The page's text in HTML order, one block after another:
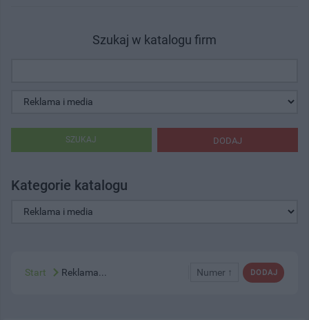
Szukaj w katalogu firm
DODAJ
SZUKAJ
Kategorie katalogu
DODAJ
Numer ↑
Start Reklama...